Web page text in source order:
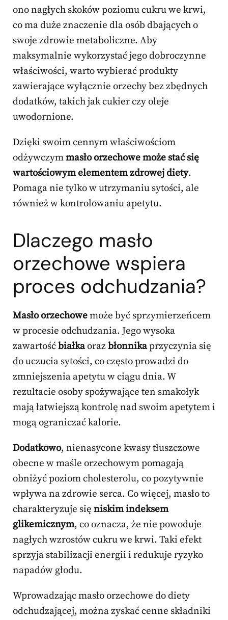
ono nagłych skoków poziomu cukru we krwi,
co ma duże znaczenie dla osób dbających o
swoje zdrowie metaboliczne. Aby
maksymalnie wykorzystać jego dobroczynne
właściwości, warto wybierać produkty
zawierające wyłącznie orzechy bez zbędnych
dodatków, takich jak cukier czy oleje
uwodornione.
Dzięki swoim cennym właściwościom
odżywczymmasło orzechowe może stać się
wartościowym elementem zdrowej diety.
Pomaga nie tylko w utrzymaniu sytości, ale
również w kontrolowaniu apetytu.
Dlaczego masło
orzechowe wspiera
proces odchudzania?
Masło orzechowemoże być sprzymierzeńcem
w procesie odchudzania. Jego wysoka
zawartośćbiałkaorazbłonnikaprzyczynia się
do uczucia sytości, co często prowadzi do
zmniejszenia apetytu w ciągu dnia. W
rezultacie osoby spożywające ten smakołyk
mają łatwiejszą kontrolę nad swoim apetytem i
mogą ograniczać kalorie.
Dodatkowo, nienasycone kwasy tłuszczowe
obecne w maśle orzechowym pomagają
obniżyć poziom cholesterolu, co pozytywnie
wpływa na zdrowie serca. Co więcej, masło to
charakteryzuje się niskim indeksem
glikemicznym, co oznacza, że nie powoduje
nagłych wzrostów cukru we krwi. Taki efekt
sprzyja stabilizacji energii i redukuje ryzyko
napadów głodu.
Wprowadzając masło orzechowe do diety
odchudzającej, można zyskać cenne składniki